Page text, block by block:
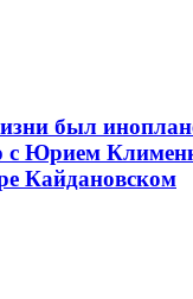
был
с Юрием
Кайдановском